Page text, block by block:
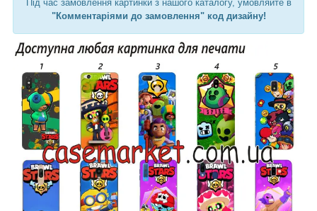
Під час замовлення картинки з нашого каталогу, умовляйте в
"Комментаріями до замовлення" код дизайну!